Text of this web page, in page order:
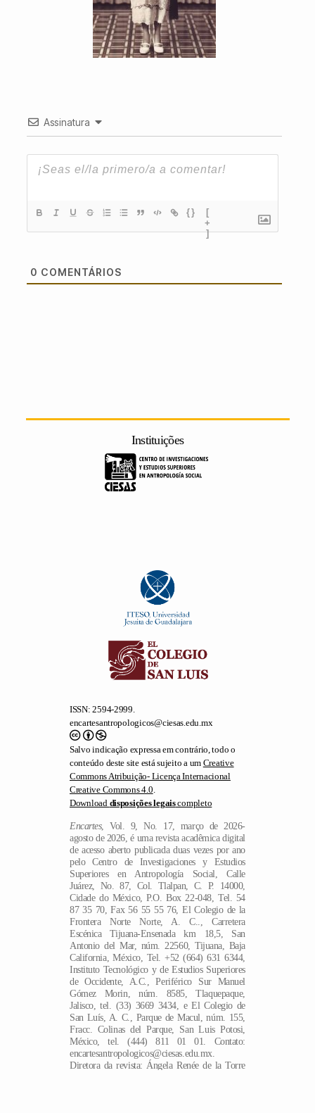
Assinatura
{}
[
+
]
0 COMENTÁRIOS
Instituições
ISSN: 2594-2999.
encartesantropologicos@ciesas.edu.mx
Salvo indicação expressa em contrário, todo o
conteúdo deste site está sujeito a um Creative
Commons Atribuição- Licença Internacional
Creative Commons 4.0
Download disposições legaiscompleto
Encartes, Vol. 9, No. 17, março de 2026-
agosto de 2026, é uma revista acadêmica digital
de acesso aberto publicada duas vezes por ano
pelo Centro de Investigaciones y Estudios
Superiores en Antropología Social, Calle
Juárez, No. 87, Col. Tlalpan, C. P. 14000,
Cidade do México, P.O. Box 22-048, Tel. 54
87 35 70, Fax 56 55 55 76, El Colegio de la
Frontera Norte Norte, A. C.., Carretera
Escénica Tijuana-Ensenada km 18,5, San
Antonio del Mar, núm. 22560, Tijuana, Baja
California, México, Tel. +52 (664) 631 6344,
Instituto Tecnológico y de Estudios Superiores
de Occidente, A.C., Periférico Sur Manuel
Gómez Morin, núm. 8585, Tlaquepaque,
Jalisco, tel. (33) 3669 3434, e El Colegio de
San Luís, A. C., Parque de Macul, núm. 155,
Fracc. Colinas del Parque, San Luis Potosi,
México, tel. (444) 811 01 01. Contato:
encartesantropologicos@ciesas.edu.mx.
Diretora da revista: Ángela Renée de la Torre